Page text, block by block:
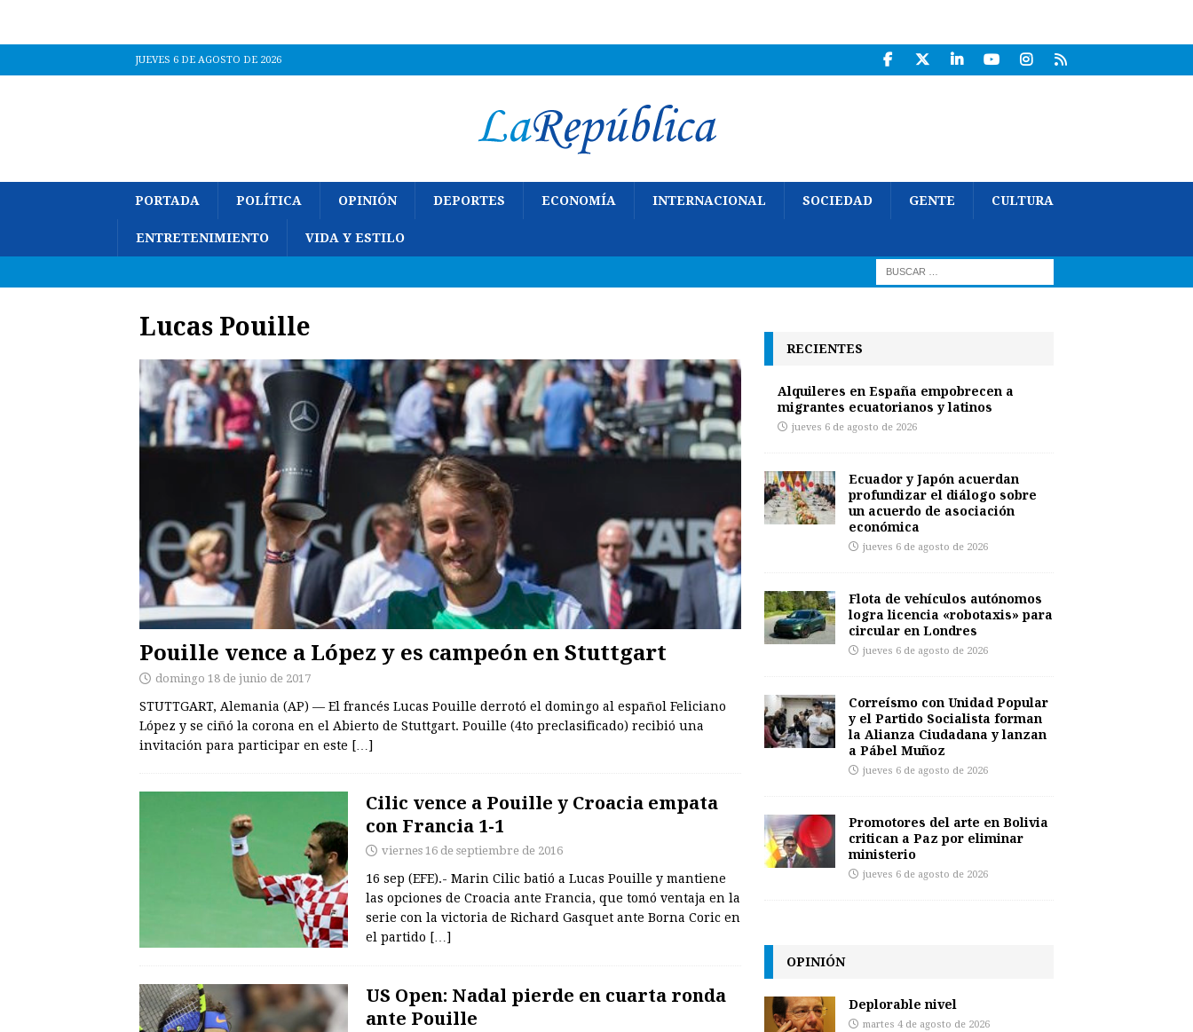
JUEVES 6 DE AGOSTO DE 2026
PORTADA POLÍTICA OPINIÓN DEPORTES ECONOMÍA INTERNACIONAL SOCIEDAD GENTE CULTURA
ENTRETENIMIENTO VIDA Y ESTILO
Lucas Pouille
Pouille vence a López y es campeón en Stuttgart
domingo 18 de junio de 2017
STUTTGART, Alemania (AP) — El francés Lucas Pouille derrotó el domingo al español Feliciano
López y se ciñó la corona en el Abierto de Stuttgart. Pouille (4to preclasificado) recibió una
invitación para participar en este […]
Cilic vence a Pouille y Croacia empata
con Francia 1-1
viernes 16 de septiembre de 2016
16 sep (EFE).- Marin Cilic batió a Lucas Pouille y mantiene
las opciones de Croacia ante Francia, que tomó ventaja en la
serie con la victoria de Richard Gasquet ante Borna Coric en
el partido […]
US Open: Nadal pierde en cuarta ronda
ante Pouille
RECIENTES
Alquileres en España empobrecen a
migrantes ecuatorianos y latinos
jueves 6 de agosto de 2026
Ecuador y Japón acuerdan
profundizar el diálogo sobre
un acuerdo de asociación
económica
jueves 6 de agosto de 2026
Flota de vehículos autónomos
logra licencia «robotaxis» para
circular en Londres
jueves 6 de agosto de 2026
Correísmo con Unidad Popular
y el Partido Socialista forman
la Alianza Ciudadana y lanzan
a Pábel Muñoz
jueves 6 de agosto de 2026
Promotores del arte en Bolivia
critican a Paz por eliminar
ministerio
jueves 6 de agosto de 2026
OPINIÓN
Deplorable nivel
martes 4 de agosto de 2026